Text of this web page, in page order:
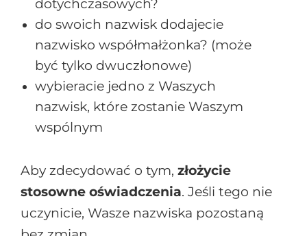
dotychczasowych?
do swoich nazwisk dodajecie
nazwisko współmałżonka? (może
być tylko dwuczłonowe)
wybieracie jedno z Waszych
nazwisk, które zostanie Waszym
wspólnym
Aby zdecydować o tym, złożycie
stosowne oświadczenia. Jeśli tego nie
uczynicie, Wasze nazwiska pozostaną